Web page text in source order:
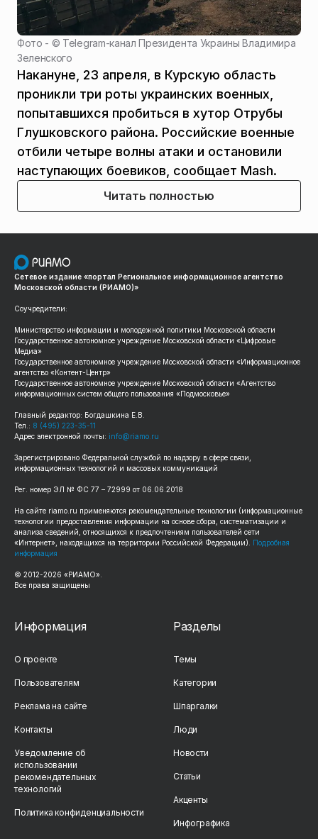
Фото - © Telegram-канал Президента Украины Владимира
Зеленского
Накануне, 23 апреля, в Курскую область
проникли три роты украинских военных,
попытавшихся пробиться в хутор Отрубы
Глушковского района. Российские военные
отбили четыре волны атаки и остановили
наступающих боевиков, сообщает Mash.
Читать полностью
Сетевое издание «портал Региональное информационное агентство
Московской области (РИАМО)»
Соучредители:
Министерство информации и молодежной политики Московской области
Государственное автономное учреждение Московской области «Цифровые
Медиа»
Государственное автономное учреждение Московской области «Информационное
агентство «Контент-Центр»
Государственное автономное учреждение Московской области «Агентство
информационных систем общего пользования «Подмосковье»
Главный редактор: Богдашкина Е.В.
Тел.: 8 (495) 223-35-11
Адрес электронной почты: info@riamo.ru
Зарегистрировано Федеральной службой по надзору в сфере связи,
информационных технологий и массовых коммуникаций
Рег. номер ЭЛ № ФС 77 – 72999 от 06.06.2018
На сайте riamo.ru применяются рекомендательные технологии (информационные
технологии предоставления информации на основе сбора, систематизации и
анализа сведений, относящихся к предпочтениям пользователей сети
«Интернет», находящихся на территории Российской Федерации). Подробная
информация
© 2012-2026 «РИАМО».
Все права защищены
Информация
О проекте
Пользователям
Реклама на сайте
Контакты
Уведомление об
использовании
рекомендательных
технологий
Политика конфиденциальности
Разделы
Темы
Категории
Шпаргалки
Люди
Новости
Статьи
Акценты
Инфографика